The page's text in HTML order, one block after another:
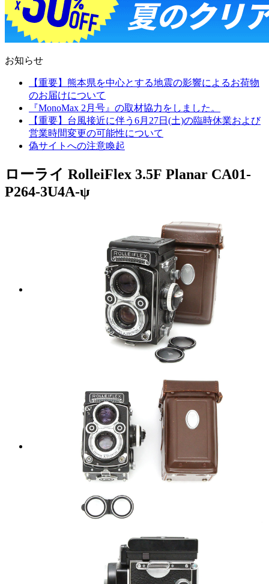
お知らせ
【重要】熊本県を中心とする地震の影響によるお荷物
のお届けについて
『MonoMax 2月号』の取材協力をしました。
【重要】台風接近に伴う6月27日(土)の臨時休業および
営業時間変更の可能性について
偽サイトへの注意喚起
ローライ RolleiFlex 3.5F Planar CA01-
P264-3U4A-ψ